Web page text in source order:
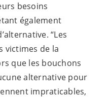
besoins
également
“Les
victimes de la
que les bouchons
alternative pour
impraticables,